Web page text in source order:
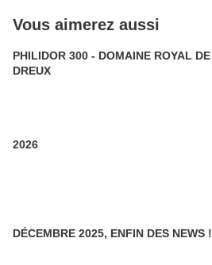
Vous aimerez aussi
PHILIDOR 300 - DOMAINE ROYAL DE
DREUX
2026
DÉCEMBRE 2025, ENFIN DES NEWS !